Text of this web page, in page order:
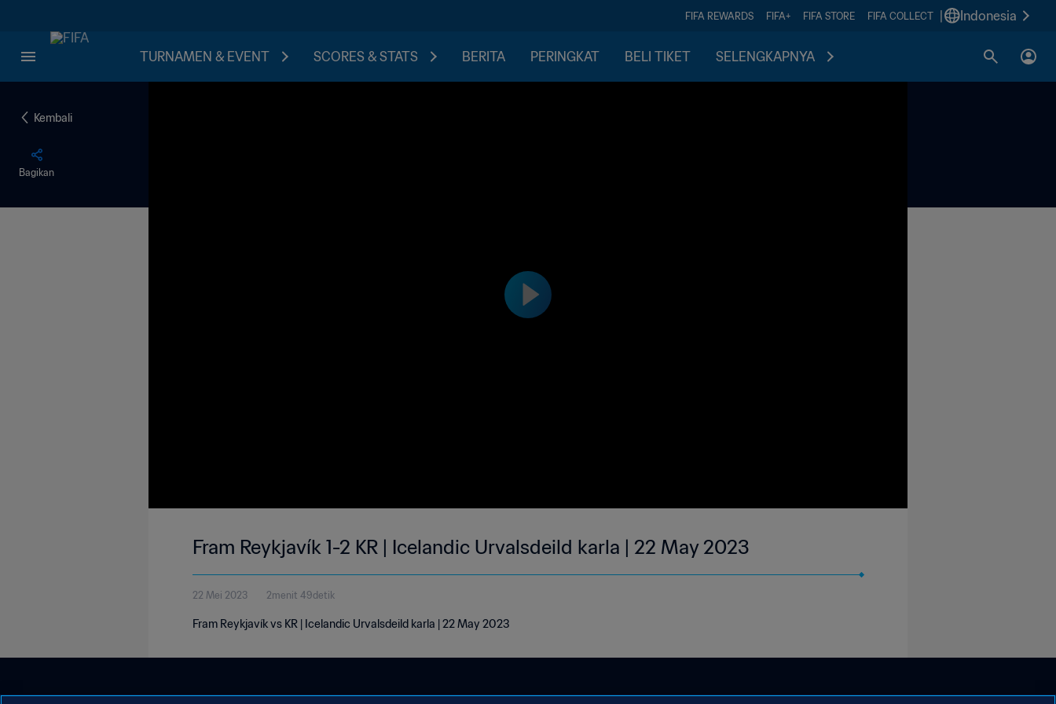
FIFA REWARDS FIFA+ FIFA STORE FIFA COLLECT Indonesia
TURNAMEN & EVENT SCORES & STATS BERITA PERINGKAT BELI TIKET SELENGKAPNYA
Kembali
Bagikan
Fram Reykjavík 1-2 KR | Icelandic Urvalsdeild karla | 22 May 2023
22 Mei 2023 2menit 49detik
Fram Reykjavík vs KR | Icelandic Urvalsdeild karla | 22 May 2023